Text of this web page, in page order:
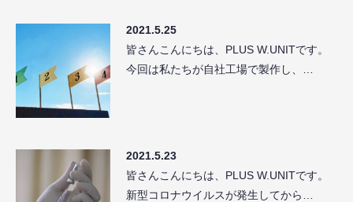
2021.5.25
皆さんこんにちは、PLUS W.UNITです。
今回は私たちが自社工場で製作し、…
2021.5.23
皆さんこんにちは、PLUS W.UNITです。
新型コロナウイルスが発生してから…